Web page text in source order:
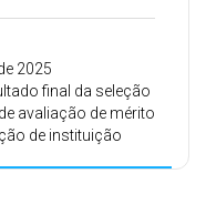
2025
final da seleção
avaliação de mérito
de instituição